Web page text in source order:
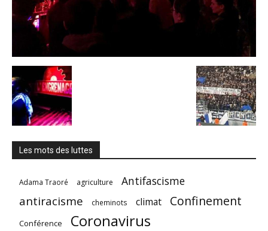
Les mots des luttes
Adama Traoré agriculture Antifascisme
antiracisme cheminots climat Confinement
Conférence Coronavirus